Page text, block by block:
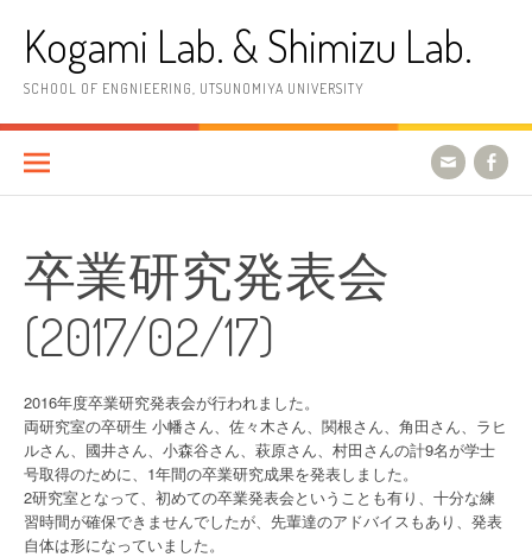
へ
ッ
Kogami Lab. & Shimizu Lab.
SCHOOL OF ENGNIEERING, UTSUNOMIYA UNIVERSITY
卒業研究発表会
(2017/02/17)
2016年度卒業研究発表会が行われました。
両研究室の卒研生 小幡さん、佐々木さん、関根さん、角田さん、ラヒ
ルさん、國井さん、小森谷さん、萩原さん、村田さんの計9名が学士
号取得のために、1年間の卒業研究成果を発表しました。
2研究室となって、初めての卒業発表会ということも有り、十分な練
習時間が確保できませんでしたが、先輩達のアドバイスもあり、発表
自体は形になっていました。